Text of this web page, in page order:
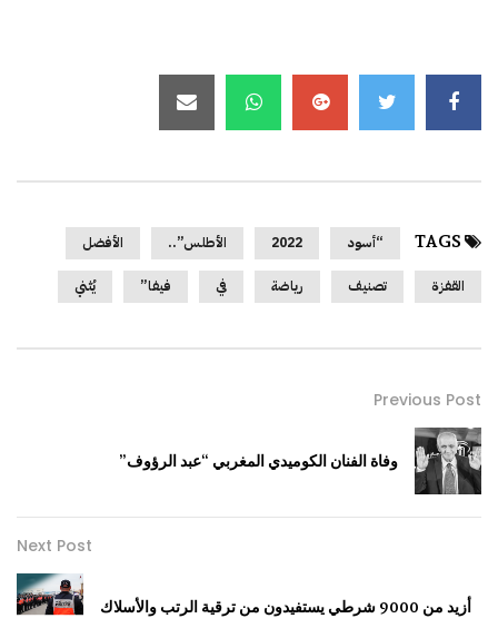
TAGS “أسود 2022 الأطلس”.. الأفضل
القفزة تصنيف رياضة في فيفا” يُثني
Previous Post
وفاة الفنان الكوميدي المغربي “عبد الرؤوف”
Next Post
أزيد من 9000 شرطي يستفيدون من ترقية الرتب والأسلاك